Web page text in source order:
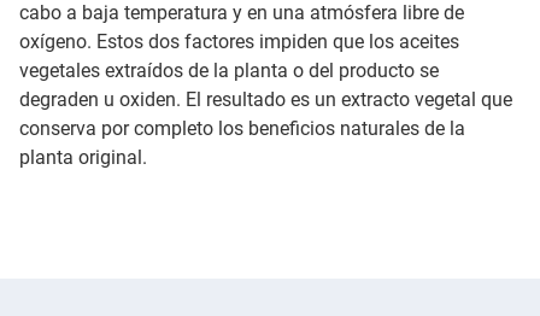
cabo a baja temperatura y en una atmósfera libre de
oxígeno. Estos dos factores impiden que los aceites
vegetales extraídos de la planta o del producto se
degraden u oxiden. El resultado es un extracto vegetal que
conserva por completo los beneficios naturales de la
planta original.